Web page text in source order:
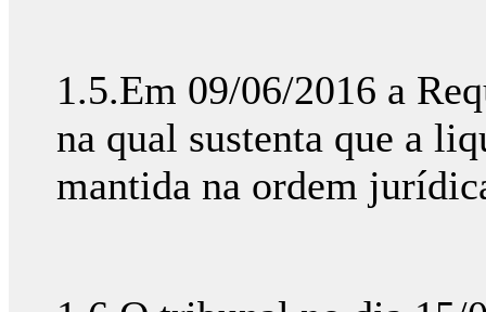
1.5.Em 09/06/2016 a
na qual sustenta que a
mantida na ordem